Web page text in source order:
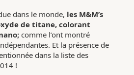
dans le monde, les M&M’s
de titane, colorant
comme l’ont montré
Et la présence de
dans la liste des
!